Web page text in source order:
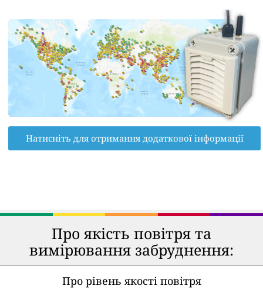
Натисніть для отримання додаткової інформації
Про якість повітря та
вимірювання забруднення:
Про рівень якості повітря